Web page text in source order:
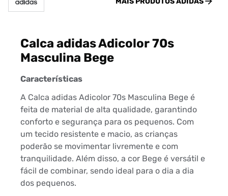
Calca adidas Adicolor 70s
Masculina Bege
Características
A Calca adidas Adicolor 70s Masculina Bege é
feita de material de alta qualidade, garantindo
conforto e segurança para os pequenos. Com
um tecido resistente e macio, as crianças
poderão se movimentar livremente e com
tranquilidade. Além disso, a cor Bege é versátil e
fácil de combinar, sendo ideal para o dia a dia
dos pequenos.